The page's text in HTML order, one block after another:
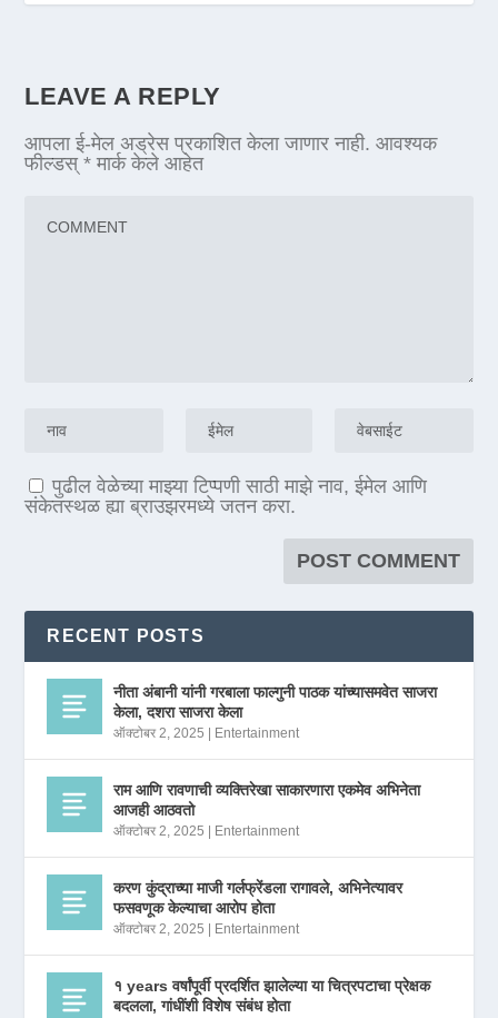
LEAVE A REPLY
आपला ई-मेल अड्रेस प्रकाशित केला जाणार नाही. आवश्यक
फील्डस्* मार्क केले आहेत
पुढील वेळेच्या माझ्या टिप्पणी साठी माझे नाव, ईमेल आणि
संकेतस्थळ ह्या ब्राउझरमध्ये जतन करा.
RECENT POSTS
नीता अंबानी यांनी गरबाला फाल्गुनी पाठक यांच्यासमवेत साजरा
केला, दशरा साजरा केला
ऑक्टोबर 2, 2025 Entertainment
राम आणि रावणाची व्यक्तिरेखा साकारणारा एकमेव अभिनेता
आजही आठवतो
ऑक्टोबर 2, 2025 Entertainment
करण कुंद्राच्या माजी गर्लफ्रेंडला रागावले, अभिनेत्यावर
फसवणूक केल्याचा आरोप होता
ऑक्टोबर 2, 2025 Entertainment
१ years वर्षांपूर्वी प्रदर्शित झालेल्या या चित्रपटाचा प्रेक्षक
बदलला, गांधींशी विशेष संबंध होता